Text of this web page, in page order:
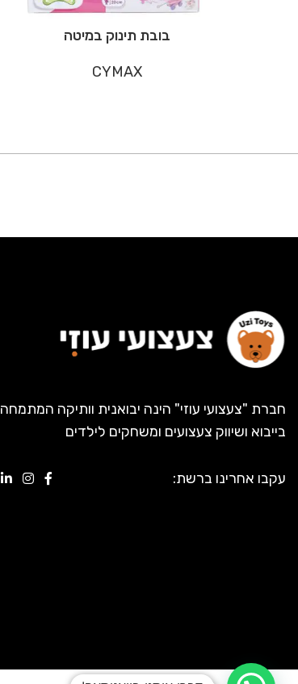
בובת תינוק במיטה
CYMAX
חברת "צעצועי עוזי" הינה יבואנית וותיקה המתמחה
בייבוא ושיווק צעצועים ומשחקים לילדים
עקבו אחרינו ברשת: